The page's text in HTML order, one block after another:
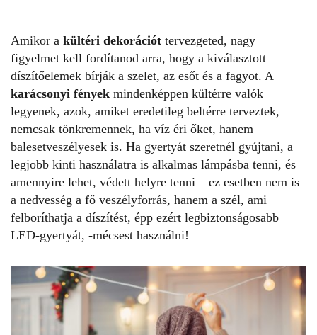
Amikor a kültéri dekorációt tervezgeted, nagy
figyelmet kell fordítanod arra, hogy a kiválasztott
díszítőelemek bírják a szelet, az esőt és a fagyot. A
karácsonyi fények mindenképpen kültérre valók
legyenek, azok, amiket eredetileg beltérre terveztek,
nemcsak tönkremennek, ha víz éri őket, hanem
balesetveszélyesek is. Ha gyertyát szeretnél gyújtani, a
legjobb kinti használatra is alkalmas lámpásba tenni, és
amennyire lehet, védett helyre tenni – ez esetben nem is
a nedvesség a fő veszélyforrás, hanem a szél, ami
felboríthatja a díszítést, épp ezért legbiztonságosabb
LED-gyertyát, -mécsest használni!